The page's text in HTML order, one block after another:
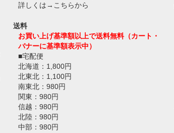
詳しくは→ こちらから
送料
お買い上げ基準額以上で送料無料（カート・
バナーに基準額表示中）
■宅配便
北海道：1,800円
北東北：1,100円
南東北：980円
関東：980円
信越：980円
北陸：980円
中部：980円